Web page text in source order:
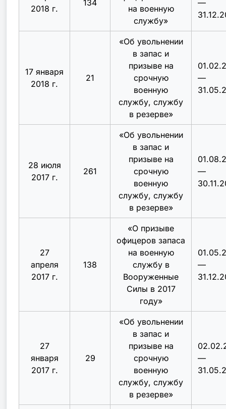
2018 г.
134
на военную
службу»
—
17 января
2018 г.
21
«Об увольнении
в запас и
призыве на
срочную
военную
службу, службу
в резерве»
—
28 июля
2017 г.
261
«Об увольнении
в запас и
призыве на
срочную
военную
службу, службу
в резерве»
—
27
апреля
2017 г.
138
«О призыве
офицеров запаса
на военную
службу в
Вооруженные
Силы в 2017
году»
—
27
января
2017 г.
29
«Об увольнении
в запас и
призыве на
срочную
военную
службу, службу
в резерве»
—